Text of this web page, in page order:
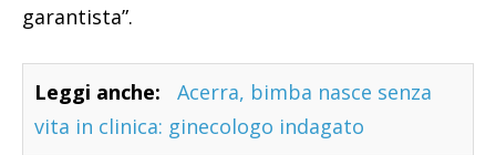
garantista”.
Leggi anche:
Acerra, bimba nasce senza
vita in clinica: ginecologo indagato